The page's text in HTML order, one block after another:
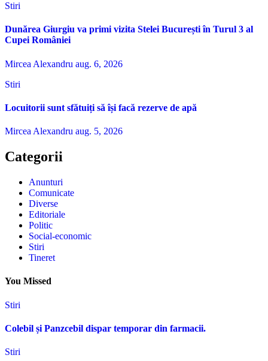
Stiri
Dunărea Giurgiu va primi vizita Stelei București în Turul 3 al
Cupei României
Mircea Alexandru aug. 6, 2026
Stiri
Locuitorii sunt sfătuiți să își facă rezerve de apă
Mircea Alexandru aug. 5, 2026
Categorii
Anunturi
Comunicate
Diverse
Editoriale
Politic
Social-economic
Stiri
Tineret
You Missed
Stiri
Colebil și Panzcebil dispar temporar din farmacii.
Stiri